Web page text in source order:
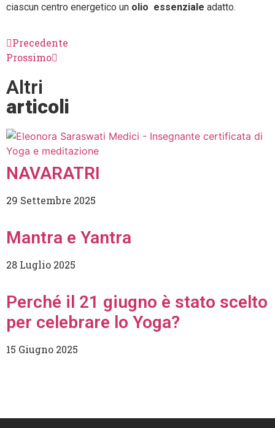
ciascun centro energetico un olio essenziale adatto.
Precedente
Prossimo
Altri
articoli
NAVARATRI
29 Settembre 2025
Mantra e Yantra
28 Luglio 2025
Perché il 21 giugno è stato scelto
per celebrare lo Yoga?
15 Giugno 2025